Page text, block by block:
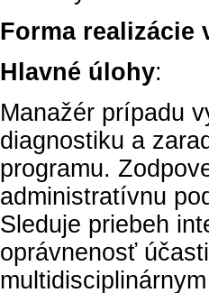
Forma realizácie
Hlavné úlohy:
Manažér prípadu
diagnostiku a
programu.
administratívnu
Sleduje priebeh
oprávnenosť